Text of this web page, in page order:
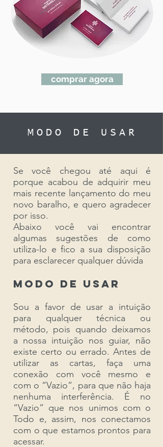
comprar agora
MODO DE USAR
Se você chegou até aqui é
porque acabou de adquirir meu
mais recente lançamento do meu
novo baralho, e quero agradecer
por isso.
Abaixo você vai encontrar
algumas sugestões de como
utiliza-lo e fico a sua disposição
para esclarecer qualquer dúvida
MODO DE USAR
Sou a favor de usar a intuição
para qualquer técnica ou
método, pois quando deixamos
a nossa intuição nos guiar, não
existe certo ou errado. Antes de
utilizar as cartas, faça uma
conexão com você mesmo e
com o “Vazio”, para que não haja
nenhuma interferência. É no
“Vazio” que nos unimos com o
Todo e, assim, nos conectamos
com o que estamos prontos para
acessar.